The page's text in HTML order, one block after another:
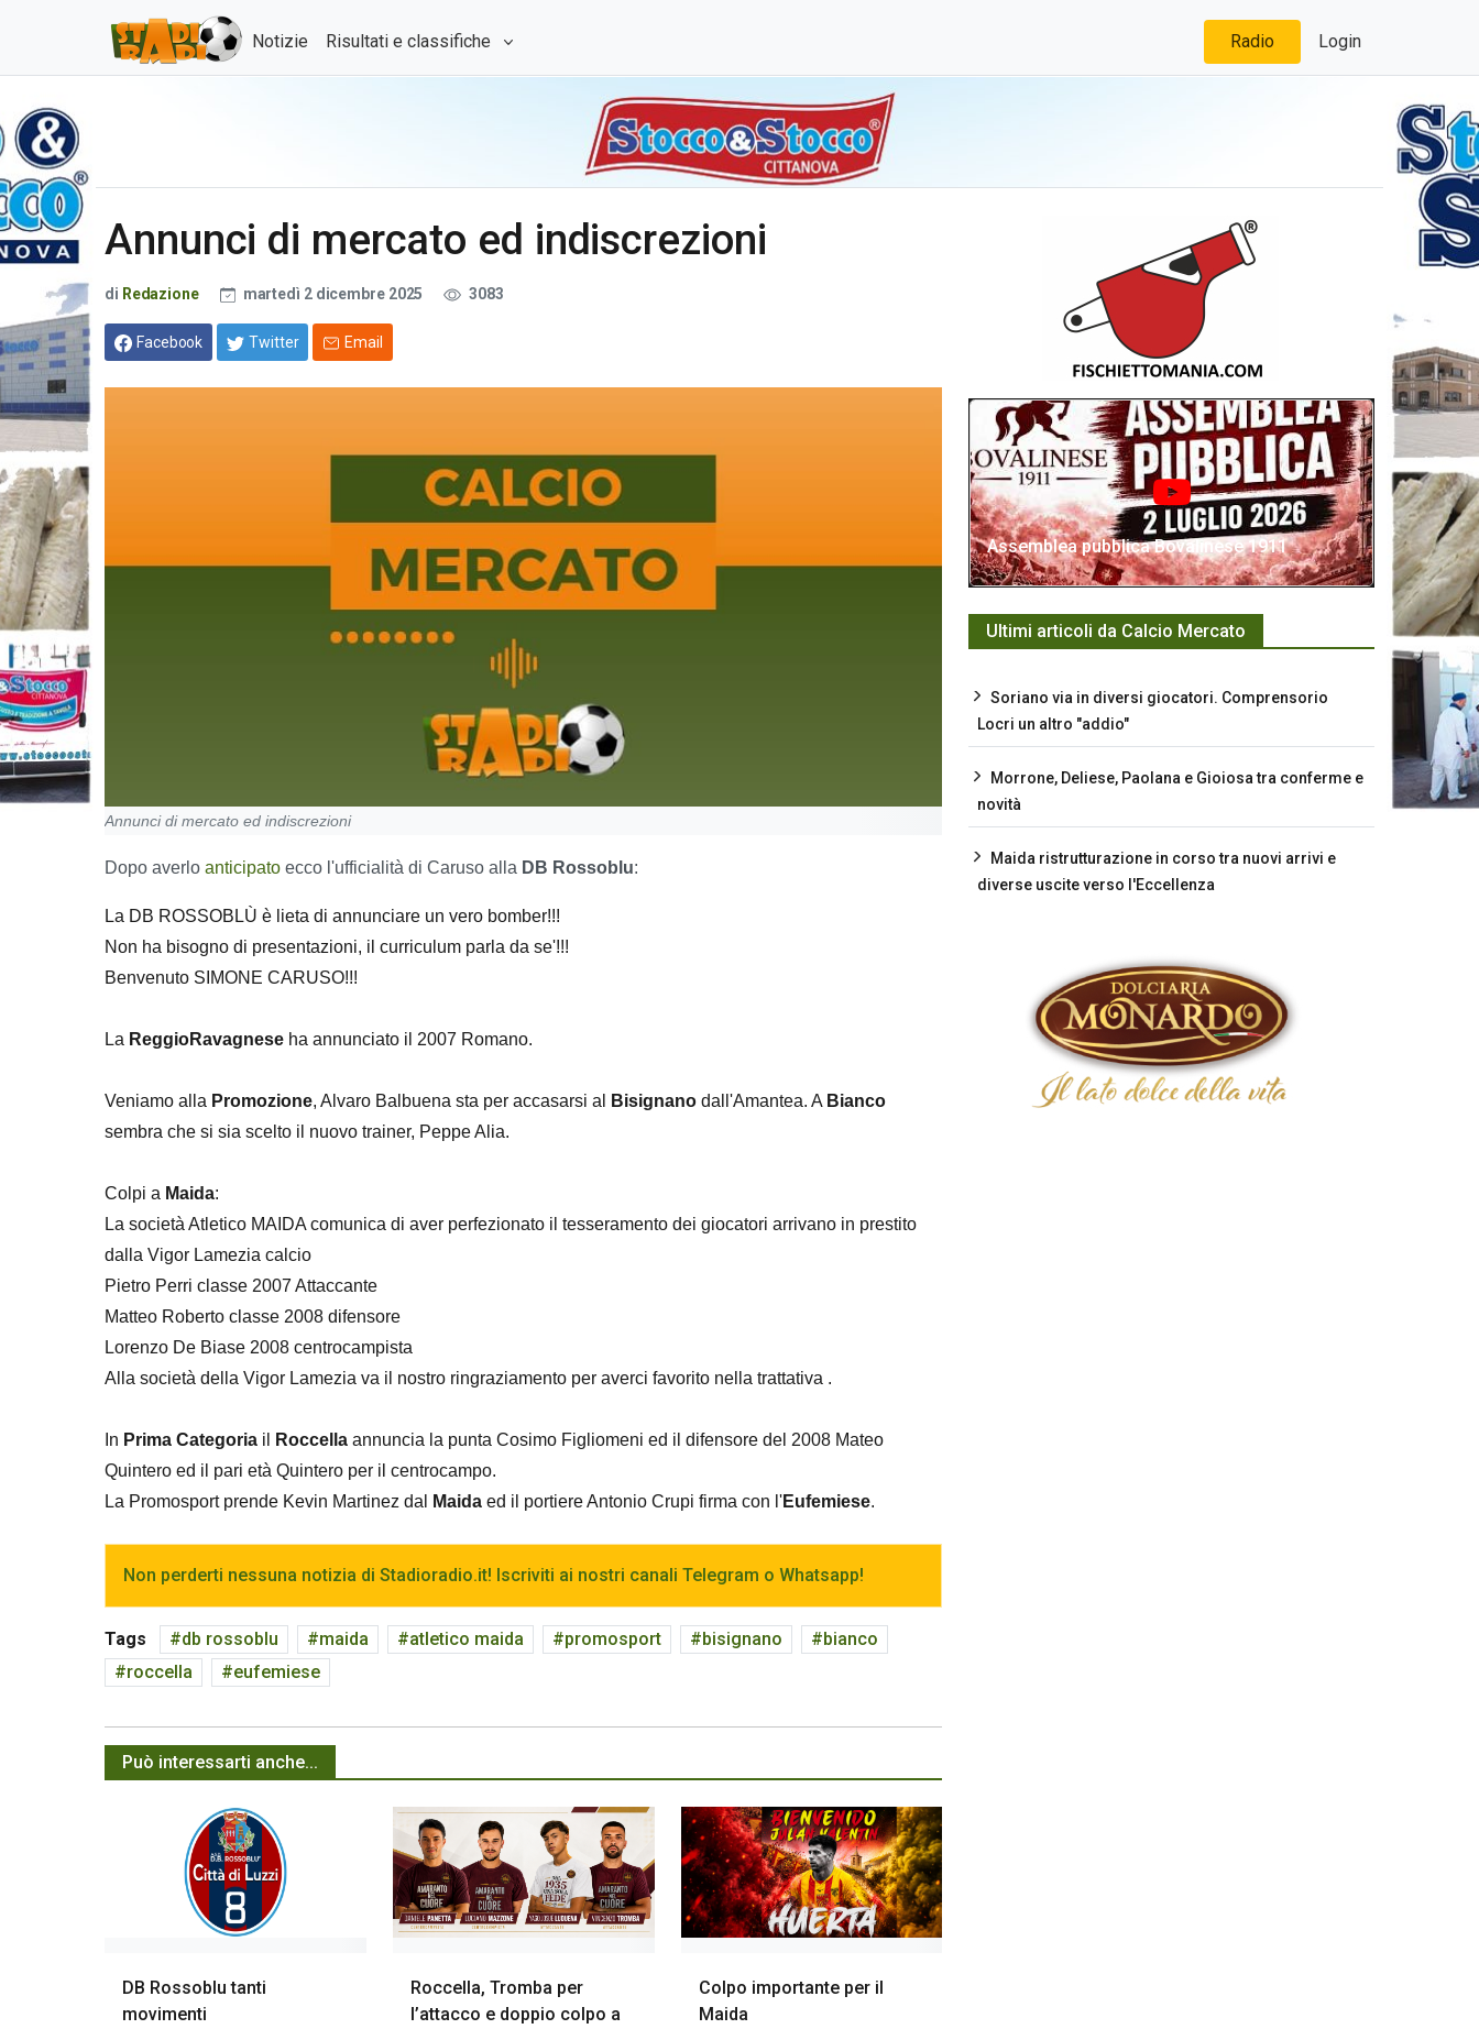
Notizie Risultati e classifiche Radio Login
Annunci di mercato ed indiscrezioni
di Redazione martedì 2 dicembre 2025 3083
Facebook Twitter Email
Annunci di mercato ed indiscrezioni
Dopo averlo anticipato ecco l'ufficialità di Caruso alla DB Rossoblu:
La DB ROSSOBLÙ è lieta di annunciare un vero bomber!!!
Non ha bisogno di presentazioni, il curriculum parla da se'!!!
Benvenuto SIMONE CARUSO!!!
La ReggioRavagnese ha annunciato il 2007 Romano.
Veniamo alla Promozione, Alvaro Balbuena sta per accasarsi al Bisignano dall'Amantea. A Bianco
sembra che si sia scelto il nuovo trainer, Peppe Alia.
Colpi a Maida:
La società Atletico MAIDA comunica di aver perfezionato il tesseramento dei giocatori arrivano in prestito
dalla Vigor Lamezia calcio
Pietro Perri classe 2007 Attaccante
Matteo Roberto classe 2008 difensore
Lorenzo De Biase 2008 centrocampista
Alla società della Vigor Lamezia va il nostro ringraziamento per averci favorito nella trattativa .
In Prima Categoria il Roccella annuncia la punta Cosimo Figliomeni ed il difensore del 2008 Mateo
Quintero ed il pari età Quintero per il centrocampo.
La Promosport prende Kevin Martinez dal
Maida ed il portiere Antonio Crupi firma con l'Eufemiese.
Non perderti nessuna notizia di Stadioradio.it! Iscriviti ai nostri canali Telegram o Whatsapp!
Tags db rossoblu maida atletico maida promosport bisignano
bianco
roccella
eufemiese
Può interessarti anche...
DB Rossoblu tanti
movimenti
Roccella, Tromba per
l’attacco e doppio colpo a
Colpo importante per il
Maida
Assemblea pubblica Bovalinese 1911
Ultimi articoli da Calcio Mercato
Soriano via in diversi giocatori. Comprensorio
Locri un altro "addio"
Morrone, Deliese, Paolana e Gioiosa tra conferme e
novità
Maida ristrutturazione in corso tra nuovi arrivi e
diverse uscite verso l'Eccellenza